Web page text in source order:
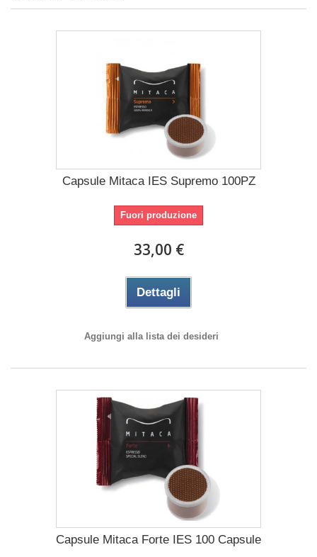
Capsule Mitaca IES Supremo 100PZ
Fuori produzione
33,00 €
Dettagli
Aggiungi alla lista dei desideri
Capsule Mitaca Forte IES 100 Capsule